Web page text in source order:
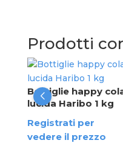
Prodotti
Bottiglie happy
lucida Haribo 1 kg
Registrati per
vedere il prezzo